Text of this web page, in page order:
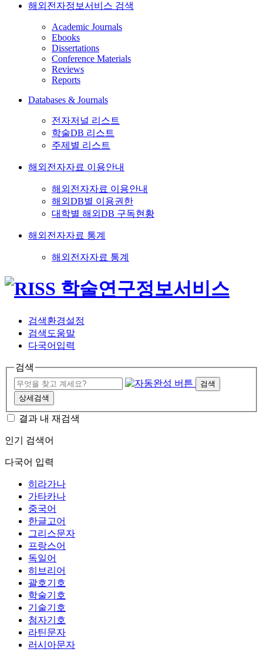
해외전자정보서비스 검색
Academic Journals
Ebooks
Dissertations
Conference Materials
Reviews
Reports
Databases & Journals
전자저널 리스트
학술DB 리스트
주제별 리스트
해외전자자료 이용안내
해외전자자료 이용안내
해외DB별 이용권한
대학별 해외DB 구독현황
해외전자자료 통계
해외전자자료 통계
검색환경설정
검색도움말
다국어입력
검색
검색
상세검색
결과 내 재검색
인기 검색어
다국어 입력
히라가나
가타카나
중국어
한글고어
그리스문자
프랑스어
독일어
히브리어
괄호기호
학술기호
기술기호
첨자기호
라틴문자
러시아문자